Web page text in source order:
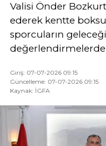
YAZARLAR
Valisi Önder
ederek kentte
sporcuların
Giriş: 07-07-2026 09:15
Güncelleme: 07-07-2026 09:15
Kaynak: İGFA